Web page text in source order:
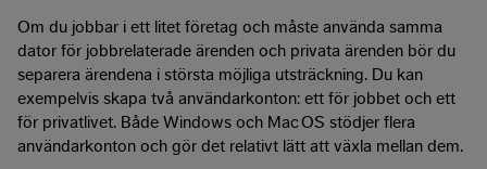
Om du jobbar i ett litet företag och måste använda samma
dator för jobbrelaterade ärenden och privata ärenden bör du
separera ärendena i största möjliga utsträckning. Du kan
exempelvis skapa två användarkonton: ett för jobbet och ett
för privatlivet. Både Windows och Mac OS stödjer flera
användarkonton och gör det relativt lätt att växla mellan dem.